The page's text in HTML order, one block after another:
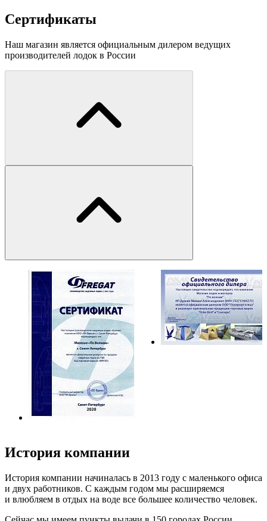
Сертификаты
Наш магазин является официальным дилером ведущих
производителей лодок в России
История компании
История компании начиналась в 2013 году с маленького офиса
и двух работников. С каждым годом мы расширяемся
и влюбляем в отдых на воде все большее количество человек.